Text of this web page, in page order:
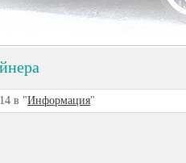
в "Информация"